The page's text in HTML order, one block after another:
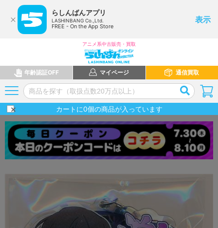
らしんばんアプリ
LASHINBANG Co.,Ltd.
FREE - On the App Store
表示
アニメ系中古販売・買取
年齢認証OFF マイページ 通信買取
カートに0個の商品が入っています